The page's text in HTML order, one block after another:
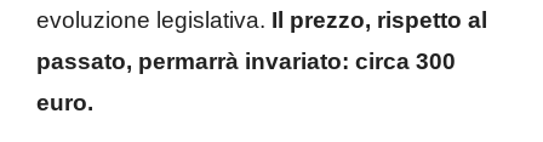
evoluzione legislativa. Il prezzo, rispetto al
passato, permarrà invariato: circa 300
euro.